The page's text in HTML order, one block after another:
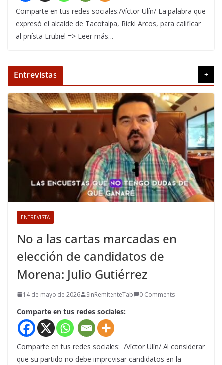
Comparte en tus redes sociales:/Víctor Ulín/ La palabra que
expresó el alcalde de Tacotalpa, Ricki Arcos, para calificar
al priísta Erubiel => Leer más…
Entrevistas +
ENTREVISTA
No a las cartas marcadas en
elección de candidatos de
Morena: Julio Gutiérrez
14 de mayo de 2026 SinRemitenteTab 0 Comments
Comparte en tus redes sociales:
Comparte en tus redes sociales: /Víctor Ulín/ Al considerar
que su partido no debe improvisar candidatos en la